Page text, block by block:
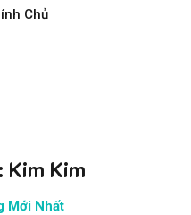
Chủ
Kim Kim
Mới Nhất